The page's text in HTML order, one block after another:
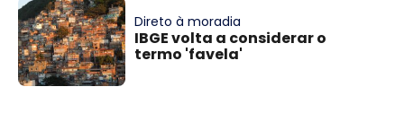
Direto à moradia
IBGE volta a considerar o
termo 'favela'